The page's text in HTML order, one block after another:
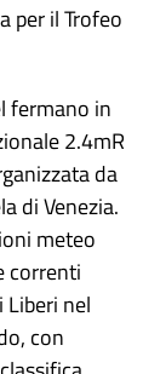
per il Trofeo
fermano in
2.4mR
da
di Venezia.
meteo
correnti
nel
con